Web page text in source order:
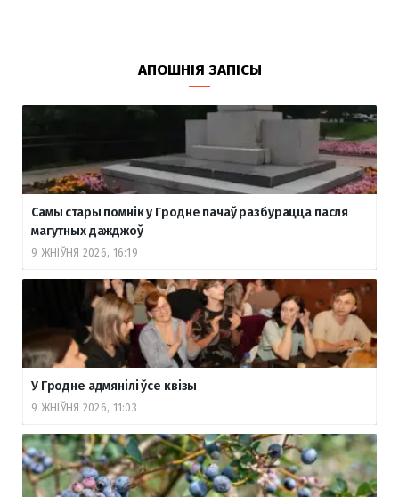
АПОШНІЯ ЗАПІСЫ
Самы стары помнік у Гродне пачаў разбурацца пасля
магутных дажджоў
9 ЖНІЎНЯ 2026, 16:19
У Гродне адмянілі ўсе квізы
9 ЖНІЎНЯ 2026, 11:03